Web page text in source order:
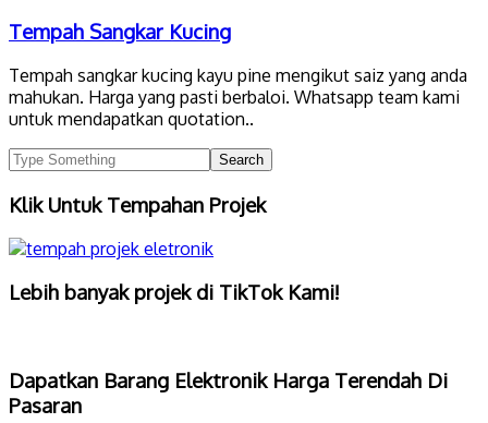
Tempah Sangkar Kucing
Tempah sangkar kucing kayu pine mengikut saiz yang anda
mahukan. Harga yang pasti berbaloi. Whatsapp team kami
untuk mendapatkan quotation..
Klik Untuk Tempahan Projek
Lebih banyak projek di TikTok Kami!
Dapatkan Barang Elektronik Harga Terendah Di
Pasaran